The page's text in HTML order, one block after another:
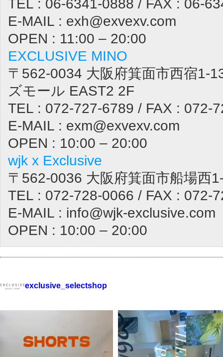
TEL : 06-6341-0888 / FAX : 06-
E-MAIL : exh@exvexv.com
OPEN : 11:00 – 20:00
EXCLUSIVE MINO
〒562-0034 大阪府箕面市西宿1-
ズモール EAST2 2F
TEL : 072-727-6789 / FAX : 072-
E-MAIL : exm@exvexv.com
OPEN : 10:00 – 20:00
wjk x Exclusive
〒562-0036 大阪府箕面市船場西
TEL : 072-728-0066 / FAX : 072-
E-MAIL : info@wjk-exclusive.com
OPEN : 10:00 – 20:00
exclusive_selectshop